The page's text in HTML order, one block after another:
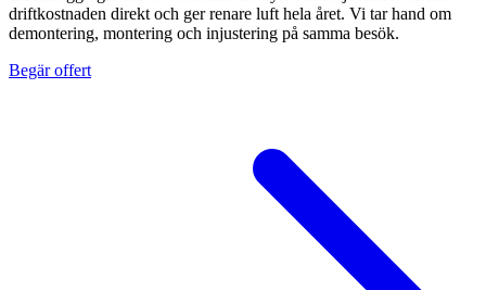
driftkostnaden direkt och ger renare luft hela året. Vi tar hand om
demontering, montering och injustering på samma besök.
Begär offert